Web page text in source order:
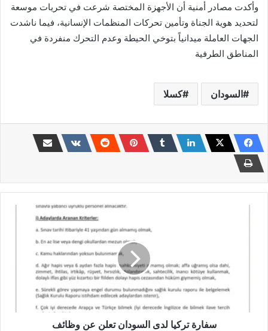
وأكدت مصادر أمنية أن الأجهزة المختصة شرعت في تحريات موسعة
لتحديد هوية الجناة وتأمين تحركات المنظمات الإنسانية، فيما ناشدت
الجهات العاملة ميدانياً بتوخي الحيطة وعدم التحرك منفردة في
المناطق الطرفية
السودان كسلا
سفارة تركيا لدى السودان تعلن عن وظائف